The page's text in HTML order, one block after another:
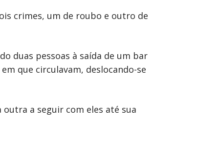
crimes, um de roubo e outro de
duas pessoas à saída de um bar
que circulavam, deslocando-se
a seguir com eles até sua